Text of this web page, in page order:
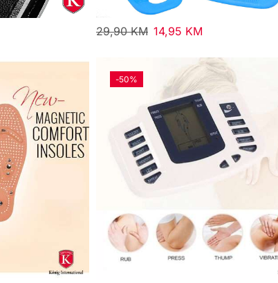
29,90KM 14,95 KM
-50%